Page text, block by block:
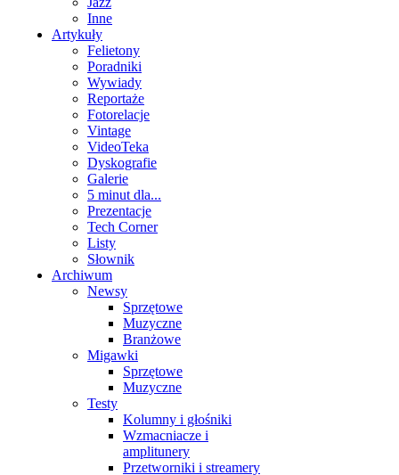
Inne
Artykuły
Felietony
Poradniki
Wywiady
Reportaże
Fotorelacje
Vintage
VideoTeka
Dyskografie
Galerie
5 minut dla...
Prezentacje
Tech Corner
Listy
Słownik
Archiwum
Newsy
Sprzętowe
Muzyczne
Branżowe
Migawki
Sprzętowe
Muzyczne
Testy
Kolumny i głośniki
Wzmacniacze i
amplitunery
Przetworniki i streamery